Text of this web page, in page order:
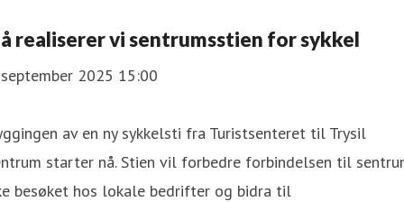
realiserer vi sentrumsstien for sykkel
2025 15:00
av en ny sykkelsti fra Turistsenteret til Trysil
starter nå. Stien vil forbedre forbindelsen til
besøket hos lokale bedrifter og bidra til